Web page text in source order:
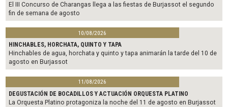
El III Concurso de Charangas llega a las fiestas de Burjassot el segundo
fin de semana de agosto
10/08/2026
HINCHABLES, HORCHATA, QUINTO Y TAPA
Hinchables de agua, horchata y quinto y tapa animarán la tarde del 10 de
agosto en Burjassot
11/08/2026
DEGUSTACIÓN DE BOCADILLOS Y ACTUACIÓN ORQUESTA PLATINO
La Orquesta Platino protagoniza la noche del 11 de agosto en Burjassot